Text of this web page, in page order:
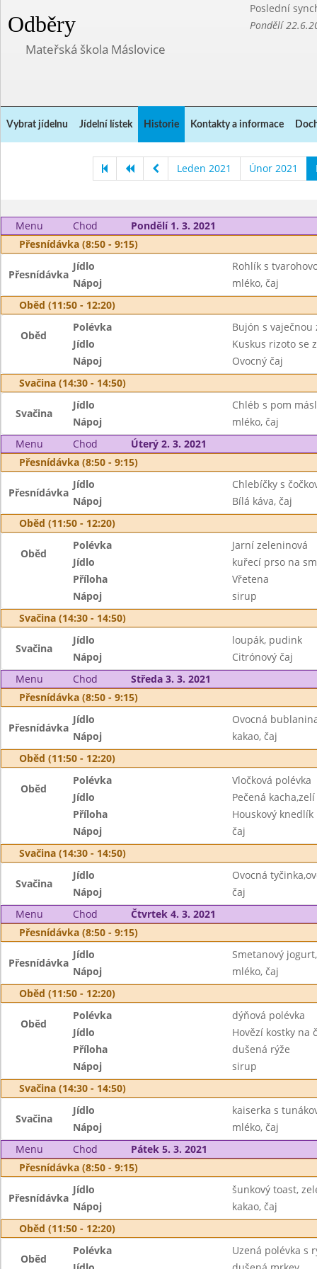
Odběry
Poslední
Pondělí
Mateřská škola Máslovice
Vybrat jídelnu Jídelní lístek Historie Kontakty a informace
Leden 2021 Únor 2021
Menu Chod
Pondělí 1. 3. 2021
Přesnídávka (8:50 - 9:15)
Přesnídávka
Jídlo
Rohlík s
Nápoj
mléko, čaj
Oběd (11:50 - 12:20)
Oběd
Polévka
Bujón s
Jídlo
Kuskus rizoto se
Nápoj
Ovocný čaj
Svačina (14:30 - 14:50)
Svačina
Jídlo
Chléb s pom
Nápoj
mléko, čaj
Menu
Chod
Úterý 2. 3. 2021
Přesnídávka (8:50 - 9:15)
Přesnídávka
Jídlo
Chlebíčky s
Nápoj
Bílá káva, čaj
Oběd (11:50 - 12:20)
Oběd
Polévka
Jarní zeleninová
Jídlo
kuřecí prso na
Příloha
Vřetena
Nápoj
sirup
Svačina (14:30 - 14:50)
Svačina
Jídlo
loupák, pudink
Nápoj
Citrónový čaj
Menu
Chod
Středa 3. 3. 2021
Přesnídávka (8:50 - 9:15)
Přesnídávka
Jídlo
Ovocná
Nápoj
kakao, čaj
Oběd (11:50 - 12:20)
Oběd
Polévka
Vločková polévka
Jídlo
Pečená kacha,zelí
Příloha
Houskový knedlík
Nápoj
čaj
Svačina (14:30 - 14:50)
Svačina
Jídlo
Ovocná
Nápoj
čaj
Menu
Chod
Čtvrtek 4. 3. 2021
Přesnídávka (8:50 - 9:15)
Přesnídávka
Jídlo
Smetanový
Nápoj
mléko, čaj
Oběd (11:50 - 12:20)
Oběd
Polévka
dýňová polévka
Jídlo
Hovězí kostky na
Příloha
dušená rýže
Nápoj
sirup
Svačina (14:30 - 14:50)
Svačina
Jídlo
kaiserka s
Nápoj
mléko, čaj
Menu
Chod
Pátek 5. 3. 2021
Přesnídávka (8:50 - 9:15)
Přesnídávka
Jídlo
šunkový toast,
Nápoj
kakao, čaj
Oběd (11:50 - 12:20)
Oběd
Polévka
Uzená polévka s